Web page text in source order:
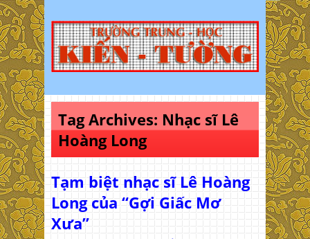
Tag Archives: Nhạc sĩ Lê
Hoàng Long
Tạm biệt nhạc sĩ Lê Hoàng
Long của “Gợi Giấc Mơ
Xưa”